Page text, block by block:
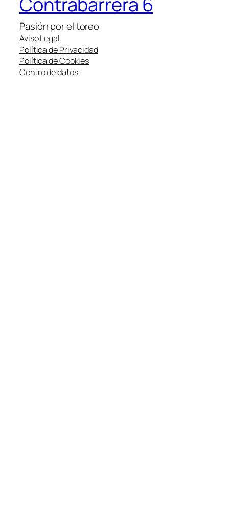
Pasión por el toreo
Aviso Legal
Política de Privacidad
Política de Cookies
Centro de datos